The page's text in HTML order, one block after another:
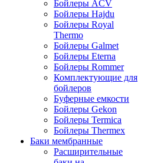
Бойлеры ACV
Бойлеры Hajdu
Бойлеры Royal
Thermo
Бойлеры Galmet
Бойлеры Eterna
Бойлеры Rommer
Комплектующие для
бойлеров
Буферные емкости
Бойлеры Gekon
Бойлеры Termica
Бойлеры Thermex
Баки мембранные
Расширительные